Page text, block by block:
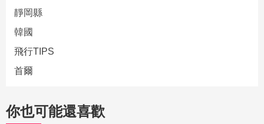
靜岡縣
韓國
飛行TIPS
首爾
你也可能還喜歡